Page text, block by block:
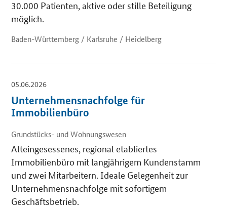
30.000 Patienten, aktive oder stille Beteiligung
möglich.
Baden-Württemberg / Karlsruhe / Heidelberg
05.06.2026
Unternehmensnachfolge für
Immobilienbüro
Grundstücks- und Wohnungswesen
Alteingesessenes, regional etabliertes
Immobilienbüro mit langjährigem Kundenstamm
und zwei Mitarbeitern. Ideale Gelegenheit zur
Unternehmensnachfolge mit sofortigem
Geschäftsbetrieb.